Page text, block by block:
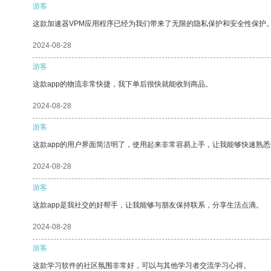
游客
这款加速器VPM应用程序已经为我们带来了无限的隐私保护和安全性保护。
2024-08-28
游客
这款app的物流非常快捷，我下单后很快就能收到商品。
2024-08-28
游客
这款app的用户界面简洁明了，使用起来非常容易上手，让我能够快速熟悉
2024-08-28
游客
这款app是我社交的好帮手，让我能够与朋友保持联系，分享生活点滴。
2024-08-28
游客
这款学习软件的社区氛围非常好，可以与其他学习者交流学习心得。